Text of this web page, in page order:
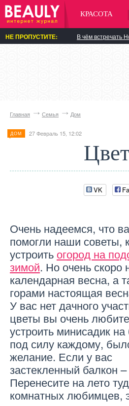
КРАСОТА
НЕ ПРОПУСТИТЕ: В чём встречать
Главная Семья Дом
ДОМ 27 Февраль 15, 12:02
VK
Очень надеемся, что
помогли наши советы,
устроить огород на
зимой. Но очень скоро
календарная весна, а
горами настоящая
У вас нет дачного
цветы вы очень
устроить минисадик
под силу каждому,
желание. Если у вас
застекленный балкон
Перенесите на лето
комнатных любимцев,